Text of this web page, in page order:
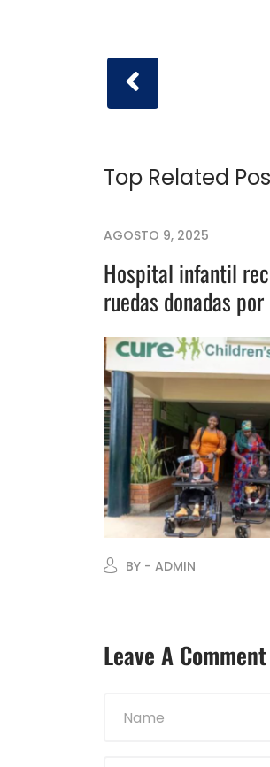
Top Related
AGOSTO 9, 2025
Hospital infantil
ruedas donadas
BY - ADMIN
Leave A Comment